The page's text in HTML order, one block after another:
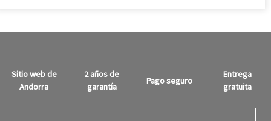
Sitio web de
Andorra
2 años de
garantía
Pago seguro
Entrega
gratuita